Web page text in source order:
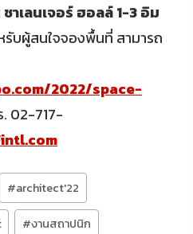
าเลนเจอร์ ฮอลล์ 1-3 อิม
รับผู้สนใจจองพื้นที่ สามารถ
2022/space-
. 02-717-
#architect'22
#งานสถาปนิก